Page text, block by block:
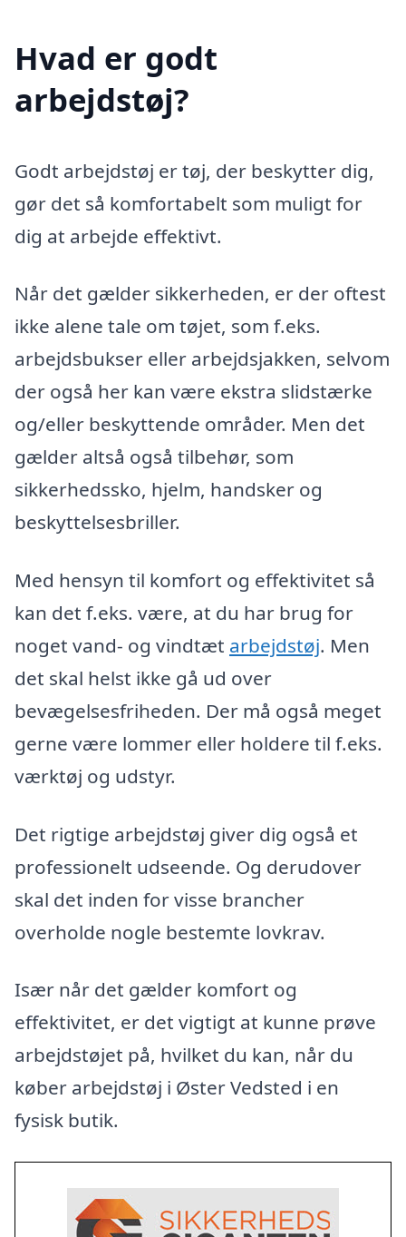
Hvad er godt
arbejdstøj?
Godt arbejdstøj er tøj, der beskytter dig,
gør det så komfortabelt som muligt for
dig at arbejde effektivt.
Når det gælder sikkerheden, er der oftest
ikke alene tale om tøjet, som f.eks.
arbejdsbukser eller arbejdsjakken, selvom
der også her kan være ekstra slidstærke
og/eller beskyttende områder. Men det
gælder altså også tilbehør, som
sikkerhedssko, hjelm, handsker og
beskyttelsesbriller.
Med hensyn til komfort og effektivitet så
kan det f.eks. være, at du har brug for
noget vand- og vindtæt arbejdstøj. Men
det skal helst ikke gå ud over
bevægelsesfriheden. Der må også meget
gerne være lommer eller holdere til f.eks.
værktøj og udstyr.
Det rigtige arbejdstøj giver dig også et
professionelt udseende. Og derudover
skal det inden for visse brancher
overholde nogle bestemte lovkrav.
Især når det gælder komfort og
effektivitet, er det vigtigt at kunne prøve
arbejdstøjet på, hvilket du kan, når du
køber arbejdstøj i Øster Vedsted i en
fysisk butik.